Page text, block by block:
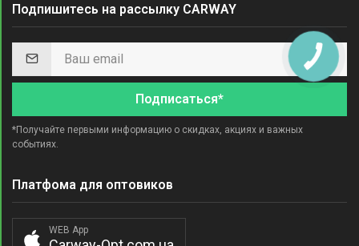
Подпишитесь на рассылку CARWAY
Подписаться*
*Получайте первыми информацию о скидках, акциях и важных
событиях.
Платфома для оптовиков
WEB App